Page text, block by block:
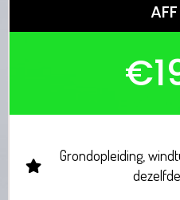
Grondopleiding,